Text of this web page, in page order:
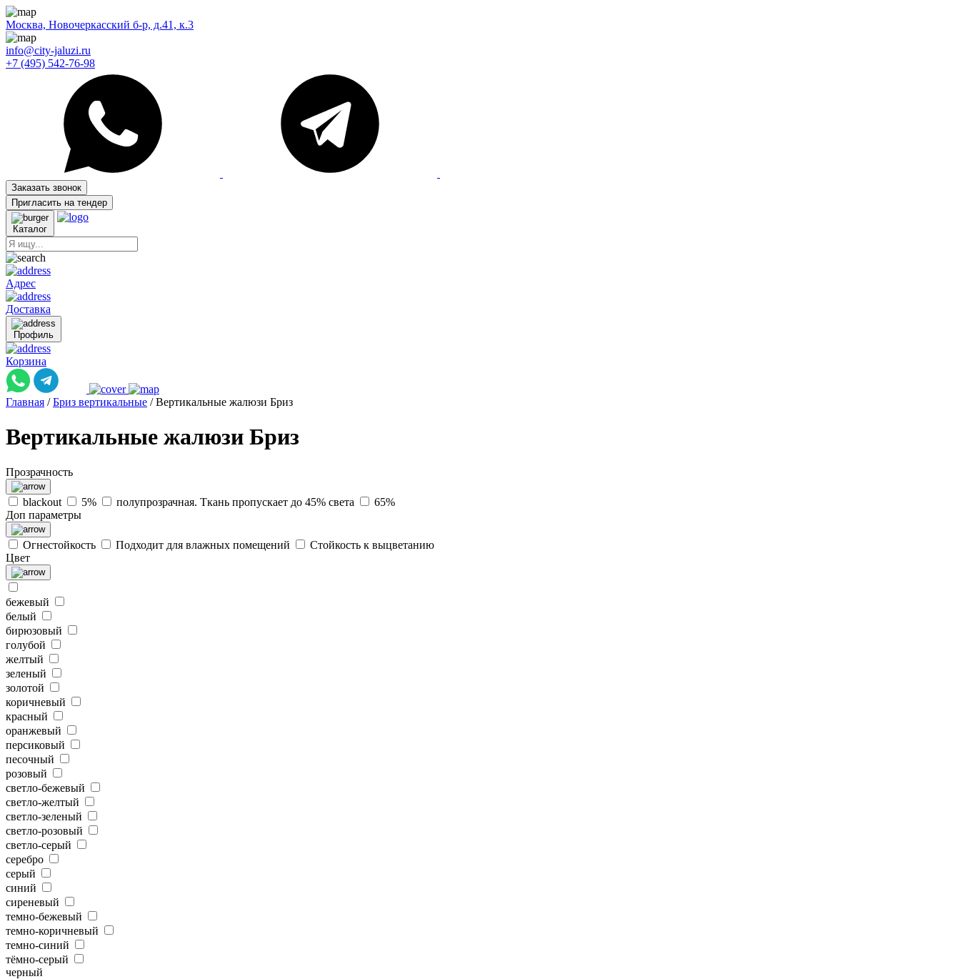
Москва, Новочеркасский б-р, д.41, к.3
info@city-jaluzi.ru
+7 (495) 542-76-98
Заказать звонок
Пригласить на тендер
Каталог
Адрес
Доставка
Профиль
Корзина
Главная / Бриз вертикальные / Вертикальные жалюзи Бриз
Вертикальные жалюзи Бриз
Прозрачность
blackout 5% полупрозрачная. Ткань пропускает до 45% света
65%
Доп параметры
Огнестойкость Подходит для влажных помещений
Стойкость к выцветанию
Цвет
бежевый
белый
бирюзовый
голубой
желтый
зеленый
золотой
коричневый
красный
оранжевый
персиковый
песочный
розовый
светло-бежевый
светло-желтый
светло-зеленый
светло-розовый
светло-серый
серебро
серый
синий
сиреневый
темно-бежевый
темно-коричневый
темно-синий
тёмно-серый
черный